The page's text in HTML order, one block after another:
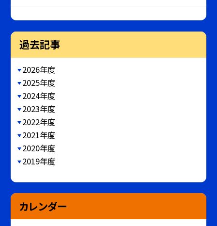
過去記事
2026年度
2025年度
2024年度
2023年度
2022年度
2021年度
2020年度
2019年度
カレンダー